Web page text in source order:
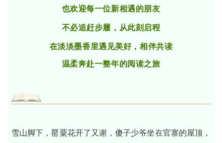
也欢迎每一位新相遇的朋友
不必追赶步履，从此刻启程
在淡淡墨香里遇见美好，相伴共读
温柔奔赴一整年的阅读之旅
雪山脚下，罂粟花开了又谢，傻子少爷坐在官寨的屋顶，